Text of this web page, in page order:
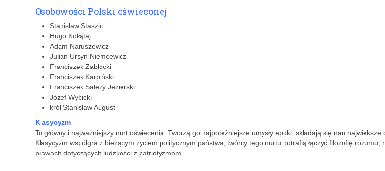
Osobowości Polski oświeconej
Stanisław Staszic
Hugo Kołłątaj
Adam Naruszewicz
Julian Ursyn Niemcewicz
Franciszek Zabłocki
Franciszek Karpiński
Franciszek Salezy Jezierski
Józef Wybicki
król Stanisław August
Klasycyzm
To główny i najważniejszy nurt oświecenia. Tworzą go najpotężniejsze umysły epoki, składają się nań największe
Klasycyzm współgra z bieżącym życiem politycznym państwa, twórcy tego nurtu potrafią łączyć filozofię rozumu,
prawach dotyczących ludzkości z patriotyzmem.